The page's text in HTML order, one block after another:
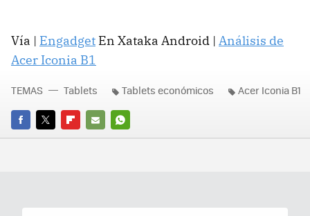
Vía | Engadget En Xataka Android | Análisis de
Acer Iconia B1
FACEBOOK
TWITTERFLIPBOARD
E-
WHATSAPP
TEMAS Tablets Tablets económicos Acer Iconia B1